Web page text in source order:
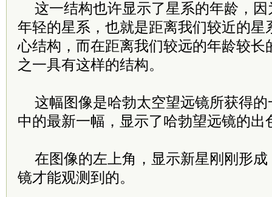
这一结构也许显示了星系的年龄，
年轻的星系，也就是距离我们较近的星
心结构，而在距离我们较远的年龄较长
之一具有这样的结构。
这幅图像是哈勃太空望远镜所获得
中的最新一幅，显示了哈勃望远镜的出
在图像的左上角，显示新星刚刚形
镜才能观测到的。